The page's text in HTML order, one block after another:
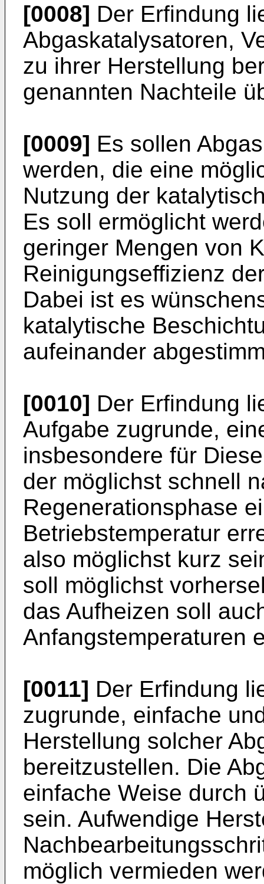
[0008] Der Erfindung
Abgaskatalysatoren,
zu ihrer Herstellung
genannten Nachteile
[0009] Es sollen
werden, die eine
Nutzung der
Es soll ermöglicht
geringer Mengen von
Reinigungseffizienz
Dabei ist es
katalytische
aufeinander
[0010] Der Erfindung
Aufgabe zugrunde,
insbesondere für
der möglichst schnell
Regenerationsphase
Betriebstemperatur
also möglichst kurz
soll möglichst
das Aufheizen soll
Anfangstemperaturen
[0011] Der Erfindung
zugrunde, einfache
Herstellung solcher
bereitzustellen. Die
einfache Weise durch
sein. Aufwendige
möglich vermieden